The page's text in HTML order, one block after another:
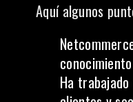
Aquí algunos
Ha